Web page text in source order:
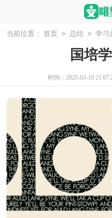
当前位置： 首页 > 总结 > 学习
国培
时间：2025-03-10